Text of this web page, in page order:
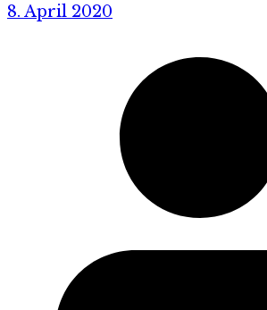
8. April 2020